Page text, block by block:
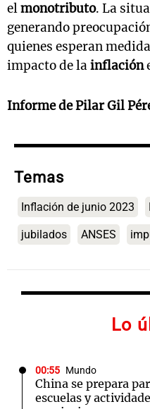
elmonotributo. La
generando
quienes esperan
impacto de lainflación
Informe de Pilar Gil
Temas
Inflación de junio 2023
jubilados ANSES
Lo
00:55 Mundo
China se prepara
escuelas y